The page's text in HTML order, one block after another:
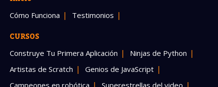
Cómo Funciona Testimonios
CURSOS
Construye Tu Primera Aplicación
Ninjas de Python
Artistas de Scratch
Genios de JavaScript
Campeones en robótica
Superestrellas del video